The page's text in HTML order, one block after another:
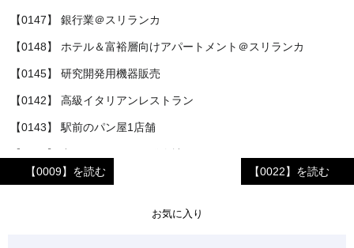
【0147】 銀行業＠スリランカ
【0148】 ホテル＆富裕層向けアパートメント＠スリランカ
【0145】 研究開発用機器販売
【0142】 高級イタリアンレストラン
【0143】 駅前のパン屋1店舗
【0141】 ECサイトでの資格取得ゼミ運営会社
【0137】 京都市の旅館①（旅館業付ゲストハウス）
【0009】を読む 【0022】を読む
お気に入り